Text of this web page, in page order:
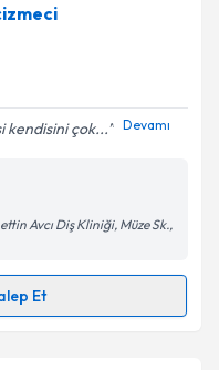
randevu takvimi talebi
almanız için bir
ile bilgilendireceğiz.
ilişkin
verilerimin belirtilen
Gönder
kendisini çok... Devamı
Avcı Diş Kliniği, Müze Sk.,
Et